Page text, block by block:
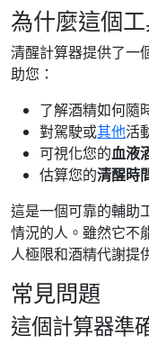
為什麼這個
清醒計算器提供了一
助您：
了解酒精如何隨
對駕駛或其他活
可視化您的血液
估算您的清醒時
這是一個可靠的輔助
情況的人。雖然它不
人極限和酒精代謝提
常見問題
這個計算器準